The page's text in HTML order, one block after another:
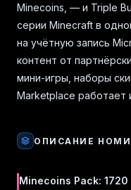
Minecoins, — и Triple
серии Minecraft в
на учётную запись
контент от
мини-игры, наборы
Marketplace работает
ОПИСАНИЕ
Minecoins Pack: